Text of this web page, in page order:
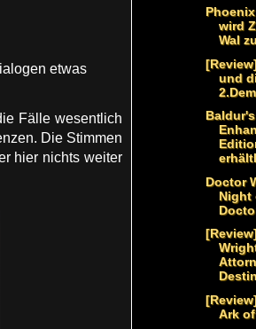
etwas
Fälle wesentlich
Die Stimmen
hier nichts weiter
wird
Wal
und
Doctor
Night
Ark